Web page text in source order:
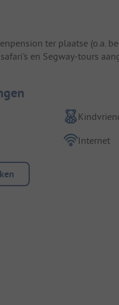
ter plaatse (o.a.
en Segway-tours
Internet